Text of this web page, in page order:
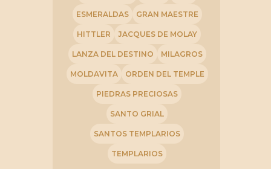
ESMERALDAS GRAN MAESTRE
HITTLER JACQUES DE MOLAY
LANZA DEL DESTINO MILAGROS
MOLDAVITA ORDEN DEL TEMPLE
PIEDRAS PRECIOSAS
SANTO GRIAL
SANTOS TEMPLARIOS
TEMPLARIOS